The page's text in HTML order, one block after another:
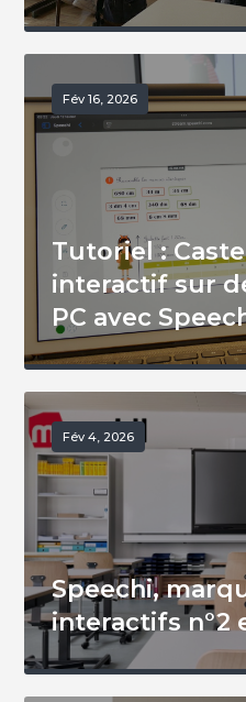
Fév 16, 2026
Tutoriel :
interactif sur
PC avec
Fév 4, 2026
Speechi,
interactifs n°2